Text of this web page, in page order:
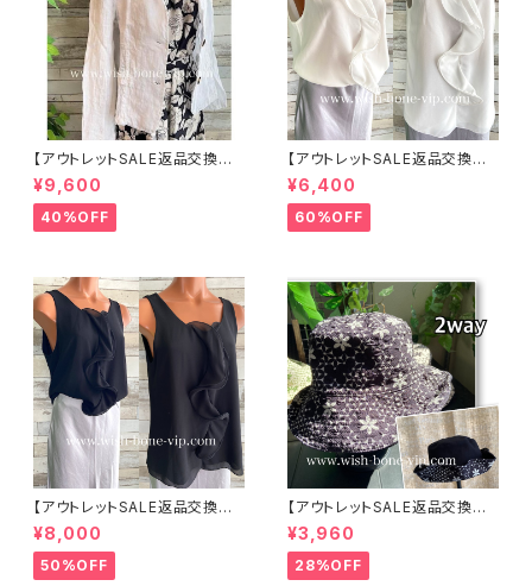
【アウトレットSALE返品交換不
可8/20まで】イタリア製サマー
ジャケット｜Made in ITALY｜
リネン麻 飾りエリ ジャケット/ホ
ワイト
¥9,600
40%OFF
【アウトレットSALE返品交換不
可8/20まで】イタリア製 CASA
DEILUCA ITALY｜前フリル＆B
IGフリルトップス /ホワイト
¥6,400
60%OFF
【アウトレットSALE返品交換不
可8/20まで】イタリア製 CASA
DEILUCA ITALY｜前フリル＆B
IGフリルトップス /ブラック
¥8,000
50%OFF
【アウトレットSALE返品交換不
可8/20まで】ワッフル立体フラワ
ー＆無地 2way リバーシブルハ
ット・ワイヤー入り変形ハット・フ
ラワー帽子【ブラック】
¥3,960
28%OFF